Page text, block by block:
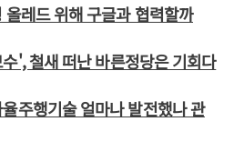
레드 위해 구글과 협력할까
', 철새 떠난 바른정당은 기회다
주행기술 얼마나 발전했나 관